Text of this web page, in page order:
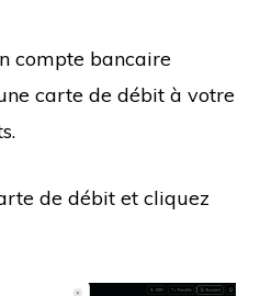
compte bancaire
carte de débit à votre
de débit et cliquez